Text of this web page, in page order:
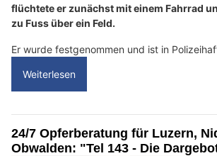
flüchtete er zunächst mit einem Fahrrad
zu Fuss über ein Feld.
Er wurde festgenommen und ist in
Weiterlesen
24/7 Opferberatung für Luzern,
Obwalden: "Tel 143 - Die